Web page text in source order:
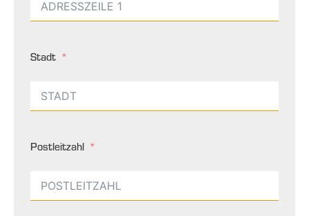
Stadt
Postleitzahl